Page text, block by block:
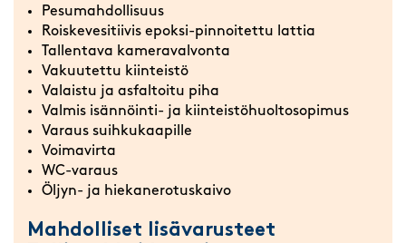
Pesumahdollisuus
Roiskevesitiivis epoksi-pinnoitettu lattia
Tallentava kameravalvonta
Vakuutettu kiinteistö
Valaistu ja asfaltoitu piha
Valmis isännöinti- ja kiinteistöhuoltosopimus
Varaus suihkukaapille
Voimavirta
WC-varaus
Öljyn- ja hiekanerotuskaivo
Mahdolliset lisävarusteet